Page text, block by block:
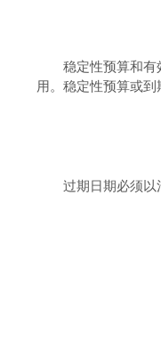
稳定性预算和有
用。稳定性预算或到
过期日期必须以